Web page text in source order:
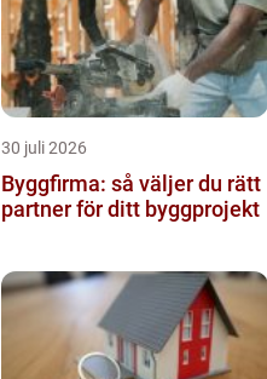
30 juli 2026
Byggfirma: så väljer du rätt
partner för ditt byggprojekt